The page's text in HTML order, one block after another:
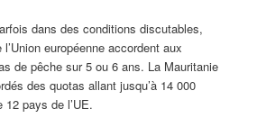
dans des conditions discutables,
européenne accordent aux
de pêche sur 5 ou 6 ans. La Mauritanie
des quotas allant jusqu’à 14 000
pays de l’UE.